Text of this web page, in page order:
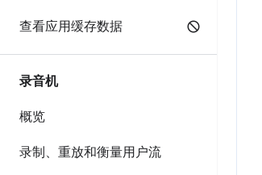
查看应用缓存数据
录音机
概览
录制、重放和衡量用户流